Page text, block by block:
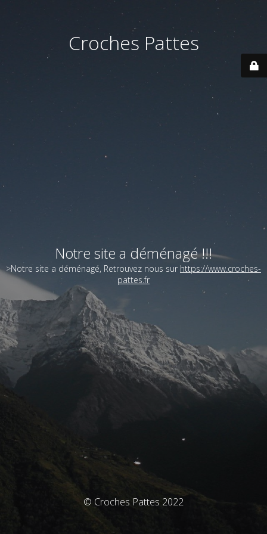
Croches Pattes
Notre site a déménagé !!!
>Notre site a déménagé, Retrouvez nous sur https://www.croches-
pattes.fr
© Croches Pattes 2022